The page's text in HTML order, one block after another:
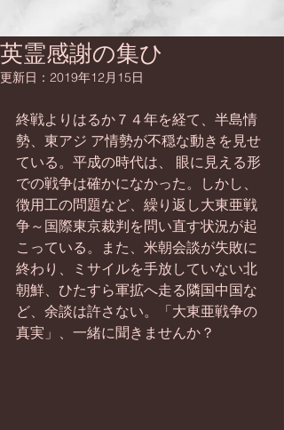
英霊感謝の集ひ
更新日： 2019年12月15日
終戦よりはるか７４年を経て、半島情
勢、東アジ ア情勢が不穏な動きを見せ
ている。平成の時代は、 眼に見える形
での戦争は確かになかった。しかし、
徴用工の問題など、繰り返し大東亜戦
争～国際東京裁判を問い直す状況が起
こっている。また、米朝会談が失敗に
終わり、ミサイルを手放していない北
朝鮮、ひたすら軍拡へ走る隣国中国な
ど、余談は許さない。「大東亜戦争の
真実」、一緒に聞きませんか？